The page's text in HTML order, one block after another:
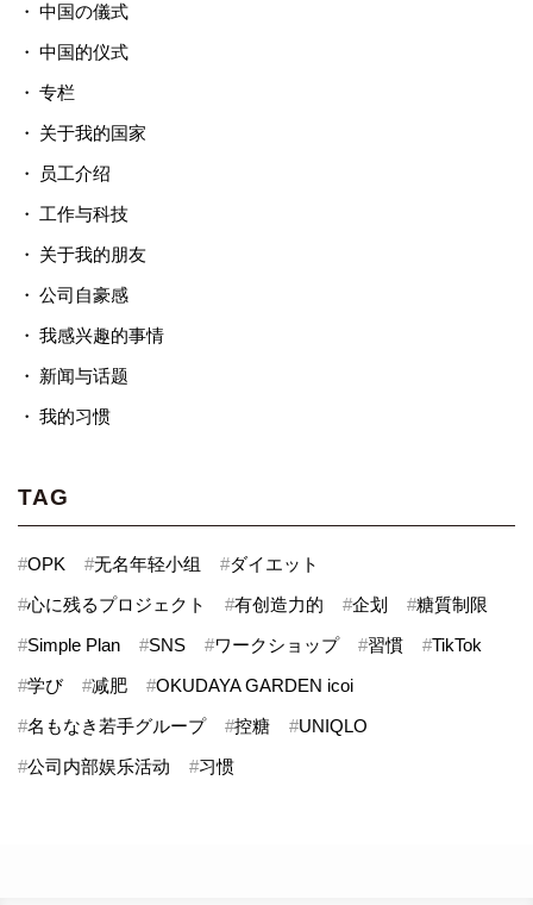
中国の儀式
中国的仪式
专栏
关于我的国家
员工介绍
工作与科技
关于我的朋友
公司自豪感
我感兴趣的事情
新闻与话题
我的习惯
TAG
#OPK #无名年轻小组 #ダイエット
#心に残るプロジェクト #有创造力的 #企划 #糖質制限
#Simple Plan #SNS #ワークショップ #習慣 #TikTok
#学び #减肥 #OKUDAYA GARDEN icoi
#名もなき若手グループ #控糖 #UNIQLO
#公司内部娱乐活动 #习惯